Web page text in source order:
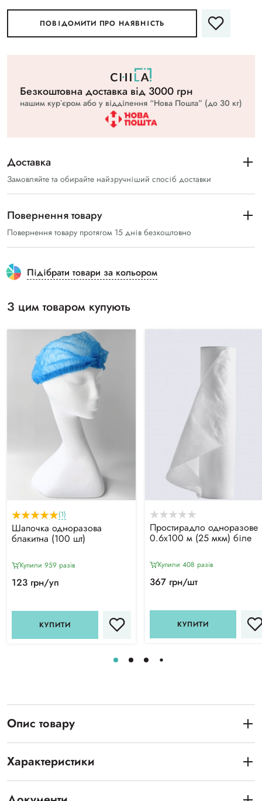
ПОВІДОМИТИ ПРО НАЯВНІСТЬ
Безкоштовна доставка вiд 3000 грн
нашим курʼєром або у відділення “Нова Пошта” (до 30 кг)
Доставка
Замовляйте та обирайте найзручніший спосіб доставки
Повернення товару
Повернення товару протягом 15 днів безкоштовно
Підібрати товари за кольором
З цим товаром купують
(1)
Шапочка одноразова
блакитна (100 шт)
Купили 959 разiв
123 грн/уп
КУПИТИ
Простирадло одноразове
0.6х100 м (25 мкм) біле
Купили 408 разiв
367 грн/шт
КУПИТИ
Опис товару
Характеристики